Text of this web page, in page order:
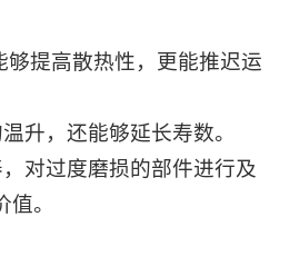
提高散热性，更能推迟运
升，还能够延长寿数。
对过度磨损的部件进行及
。